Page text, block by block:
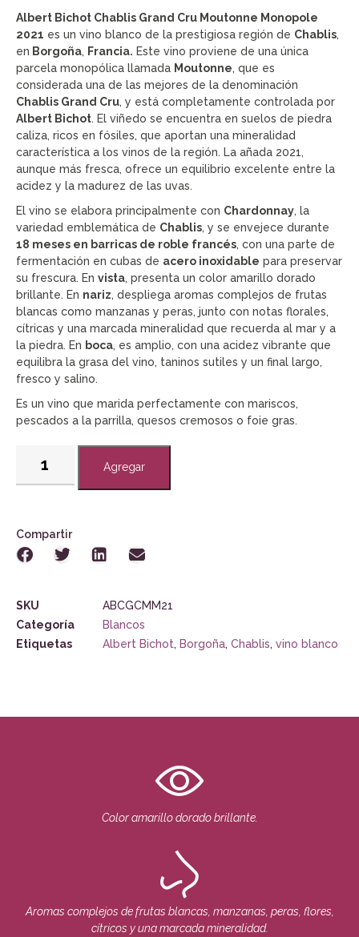
Albert Bichot Chablis Grand Cru Moutonne Monopole
2021 es un vino blanco de la prestigiosa región de Chablis,
en Borgoña, Francia. Este vino proviene de una única
parcela monopólica llamada Moutonne, que es
considerada una de las mejores de la denominación
Chablis Grand Cru, y está completamente controlada por
Albert Bichot. El viñedo se encuentra en suelos de piedra
caliza, ricos en fósiles, que aportan una mineralidad
característica a los vinos de la región. La añada 2021,
aunque más fresca, ofrece un equilibrio excelente entre la
acidez y la madurez de las uvas.
El vino se elabora principalmente con Chardonnay, la
variedad emblemática de Chablis, y se envejece durante
18 meses en barricas de roble francés, con una parte de
fermentación en cubas de acero inoxidable para preservar
su frescura. En vista, presenta un color amarillo dorado
brillante. En nariz, despliega aromas complejos de frutas
blancas como manzanas y peras, junto con notas florales,
cítricas y una marcada mineralidad que recuerda al mar y a
la piedra. En boca, es amplio, con una acidez vibrante que
equilibra la grasa del vino, taninos sutiles y un final largo,
fresco y salino.
Es un vino que marida perfectamente con mariscos,
pescados a la parrilla, quesos cremosos o foie gras.
Agregar
Compartir
SKU
ABCGCMM21
Categoría
Blancos
Etiquetas
Albert Bichot, Borgoña, Chablis, vino blanco
Color amarillo dorado brillante.
Aromas complejos de frutas blancas, manzanas, peras, flores,
cítricos y una marcada mineralidad.